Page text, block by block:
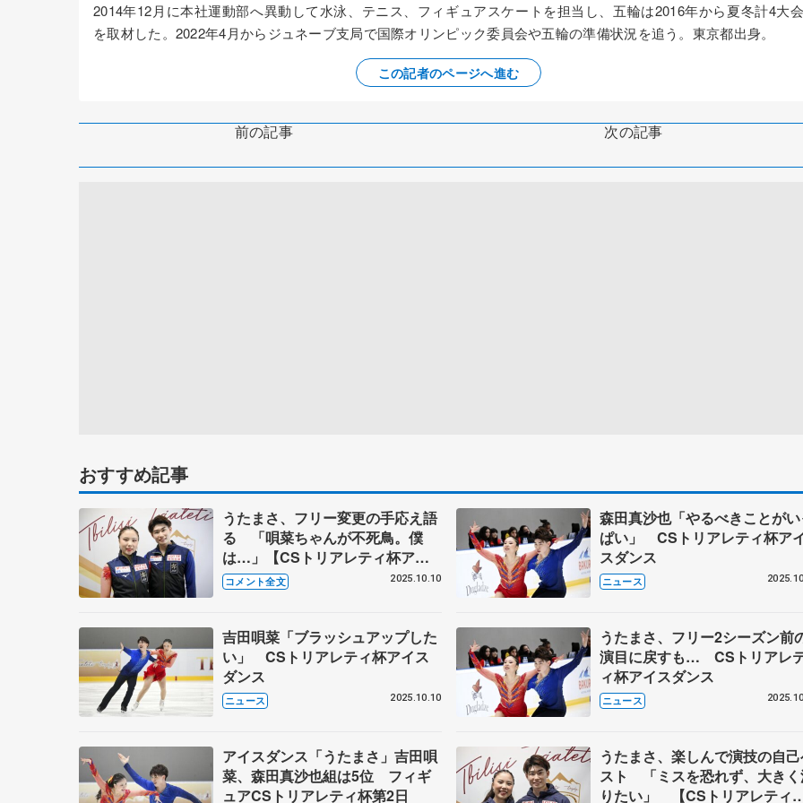
2014年12月に本社運動部へ異動して水泳、テニス、フィギュアスケートを担当し、五輪は2016年から夏冬計4大
を取材した。2022年4月からジュネーブ支局で国際オリンピック委員会や五輪の準備状況を追う。東京都出身。
この記者のページへ進む
前の記事 次の記事
おすすめ記事
うたまさ、フリー変更の手応え語
る 「唄菜ちゃんが不死鳥。僕
は…」【CSトリアレティ杯アイ
スダンス・フリー】
コメント全文 2025.10.10
森田真沙也「やるべきことが
ぱい」 CSトリアレティ杯ア
スダンス
ニュース
吉田唄菜「ブラッシュアップした
い」 CSトリアレティ杯アイス
ダンス
ニュース 2025.10.10
うたまさ、フリー2シーズン前
演目に戻すも… CSトリアレ
ィ杯アイスダンス
ニュース
アイスダンス「うたまさ」吉田唄
菜、森田真沙也組は5位 フィギ
ュアCSトリアレティ杯第2日
うたまさ、楽しんで演技の自
スト 「ミスを恐れず、大きく
りたい」 【CSトリアレティ